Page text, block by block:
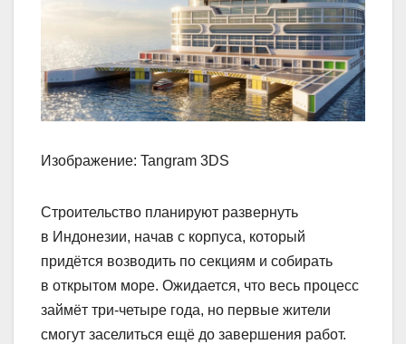
Изображение: Tangram 3DS
Строительство планируют развернуть
в Индонезии, начав с корпуса, который
придётся возводить по секциям и собирать
в открытом море. Ожидается, что весь процесс
займёт три-четыре года, но первые жители
смогут заселиться ещё до завершения работ.